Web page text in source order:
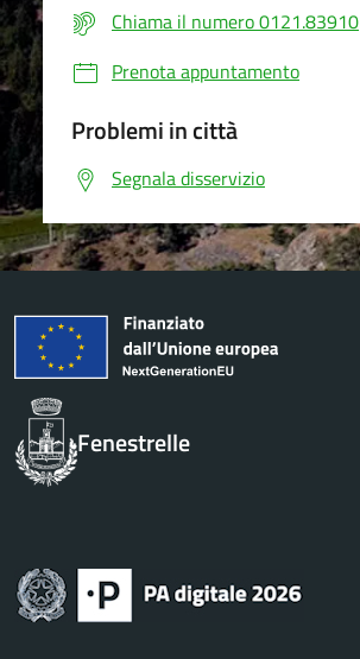
Chiama il numero 0121.83910
Prenota appuntamento
Problemi in città
Segnala disservizio
Fenestrelle